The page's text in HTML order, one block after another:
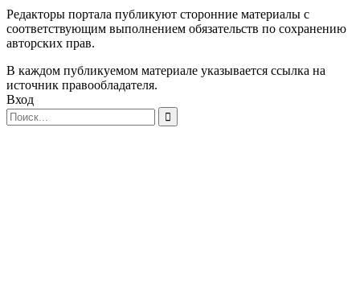
Редакторы портала публикуют сторонние материалы с
соответствующим выполнением обязательств по сохранению
авторских прав.
В каждом публикуемом материале указывается ссылка на
источник правообладателя.
Вход